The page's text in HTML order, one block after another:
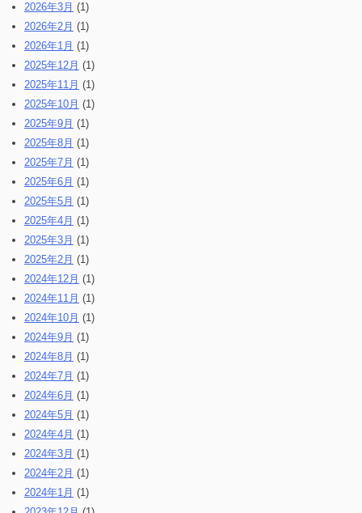
2026年3月 (1)
2026年2月 (1)
2026年1月 (1)
2025年12月 (1)
2025年11月 (1)
2025年10月 (1)
2025年9月 (1)
2025年8月 (1)
2025年7月 (1)
2025年6月 (1)
2025年5月 (1)
2025年4月 (1)
2025年3月 (1)
2025年2月 (1)
2024年12月 (1)
2024年11月 (1)
2024年10月 (1)
2024年9月 (1)
2024年8月 (1)
2024年7月 (1)
2024年6月 (1)
2024年5月 (1)
2024年4月 (1)
2024年3月 (1)
2024年2月 (1)
2024年1月 (1)